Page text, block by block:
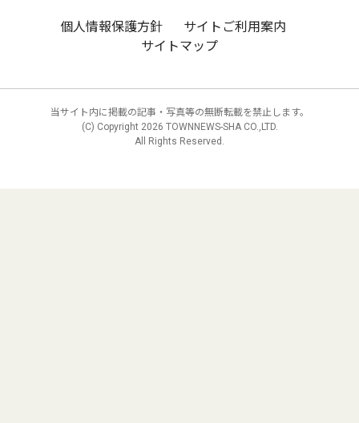
個人情報保護方針
サイトご利用案内
サイトマップ
当サイト内に掲載の記事・写真等の無断転載を禁止します。
(C) Copyright 2026 TOWNNEWS-SHA CO.,LTD.
All Rights Reserved.